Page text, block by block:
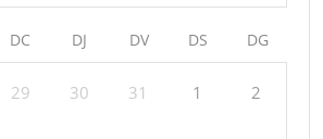
DC DJ DV DS DG
29 30 31 1 2